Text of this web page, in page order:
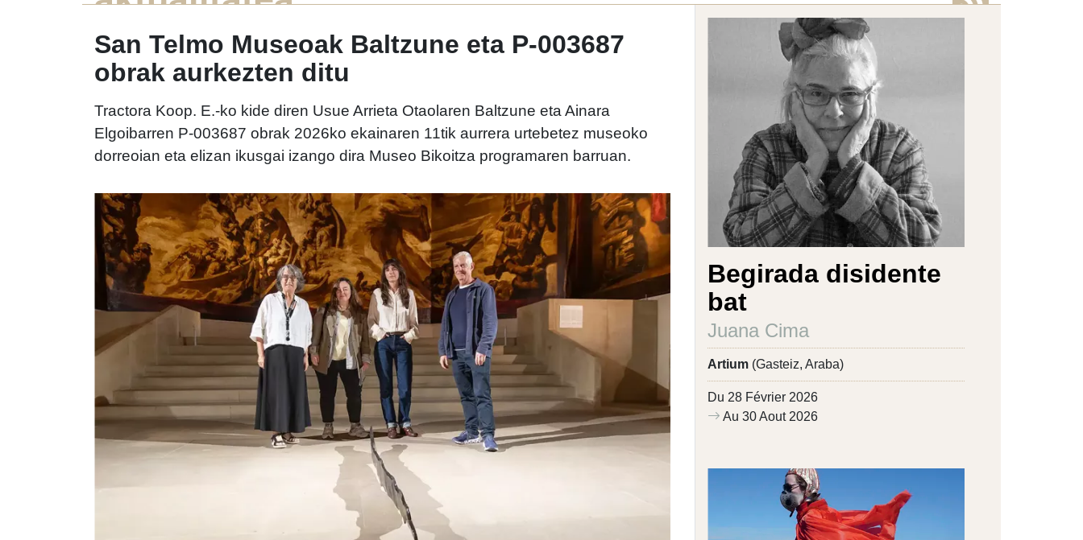
San Telmo Museoak Baltzune eta P-003687
obrak aurkezten ditu
Tractora Koop. E.-ko kide diren Usue Arrieta Otaolaren Baltzune eta Ainara
Elgoibarren P-003687 obrak 2026ko ekainaren 11tik aurrera urtebetez museoko
dorreoian eta elizan ikusgai izango dira Museo Bikoitza programaren barruan.
Begirada disidente
bat
Juana Cima
Artium (Gasteiz, Araba)
Du 28 Février 2026
Au 30 Aout 2026